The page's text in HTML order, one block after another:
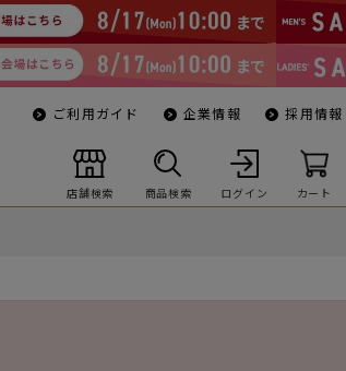
ご利用ガイド 企業情報 採用情報
店舗検索 商品検索 ログイン カート